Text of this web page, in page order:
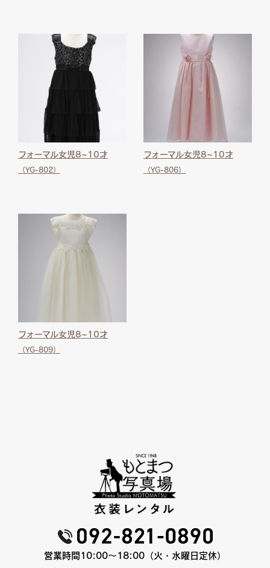
フォーマル女児8~10才
（YG-802）
フォーマル女児8~10才
（YG-806）
フォーマル女児8~10才
（YG-809）
営業時間10:00〜18:00（火・水曜日定休）